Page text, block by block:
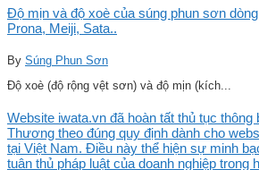
Độ mịn và độ xoè của súng phun sơn
Prona, Meiji, Sata..
By Súng Phun Sơn
Độ xoè (độ rộng vệt sơn) và độ mịn (kích...
Website iwata.vn đã hoàn tất thủ tục thông
Thương theo đúng quy định dành cho
tại Việt Nam. Điều này thể hiện sự minh
tuân thủ pháp luật của doanh nghiệp trong